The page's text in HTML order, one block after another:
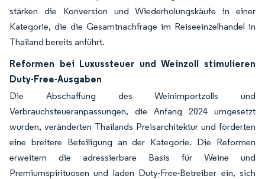
stärken die Konversion und Wiederholungskäufe in einer
Kategorie, die die Gesamtnachfrage im Reiseeinzelhandel in
Thailand bereits anführt.
Reformen bei Luxussteuer und Weinzoll stimulieren
Duty-Free-Ausgaben
Die Abschaffung des Weinimportzolls und
Verbrauchsteueranpassungen, die Anfang 2024 umgesetzt
wurden, veränderten Thailands Preisarchitektur und förderten
eine breitere Beteiligung an der Kategorie. Die Reformen
erweitern die adressierbare Basis für Weine und
Premiumspirituosen und laden Duty-Free-Betreiber ein, sich